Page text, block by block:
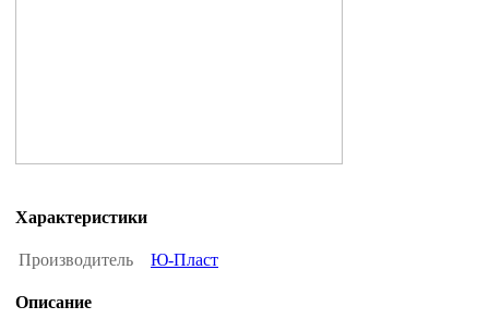
Характеристики
Производитель Ю-Пласт
Описание